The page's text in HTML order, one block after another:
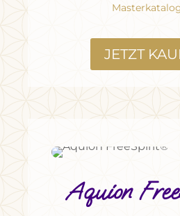
JETZT
Aquion